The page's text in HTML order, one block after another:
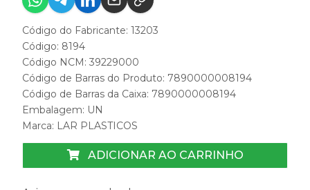
Código do Fabricante: 13203
Código: 8194
Código NCM: 39229000
Código de Barras do Produto: 7890000008194
Código de Barras da Caixa: 7890000008194
Embalagem: UN
Marca: LAR PLASTICOS
ADICIONAR AO CARRINHO